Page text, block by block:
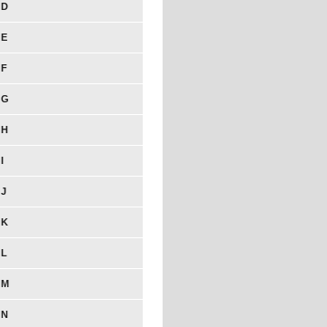
D
E
F
G
H
I
J
K
L
M
N